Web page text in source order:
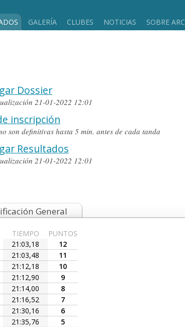
GALERÍA CLUBES NOTICIAS SOBRE ARC
Dossier
21-01-2022 12:01
inscripción
son definitivas hasta 5 min. antes de cada tanda
Resultados
21-01-2022 12:01
General
TIEMPO
PUNTOS
21:03,18
12
21:03,48
11
21:12,18
10
21:12,90
9
21:14,00
8
21:16,52
7
21:30,16
6
21:35,76
5